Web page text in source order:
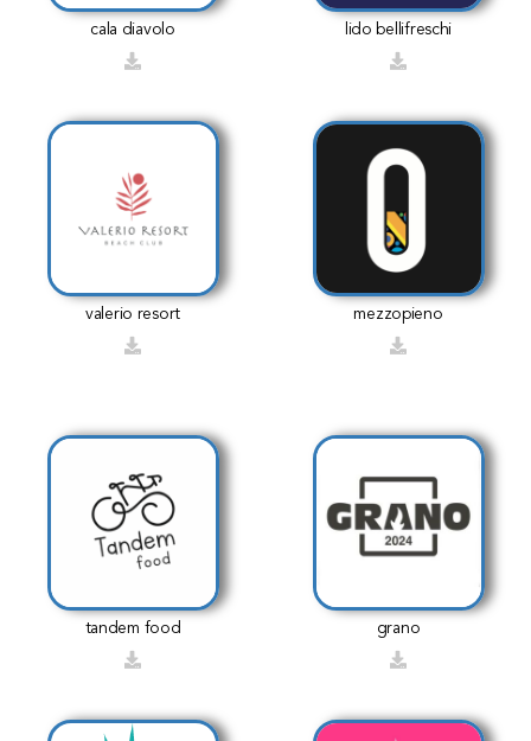
cala diavolo lido bellifreschi
valerio resort mezzopieno
tandem food grano